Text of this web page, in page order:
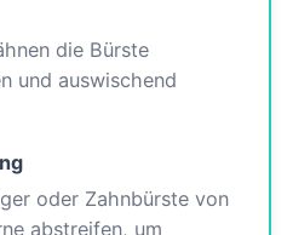
die Bürste
und auswischend
oder Zahnbürste von
abstreifen, um